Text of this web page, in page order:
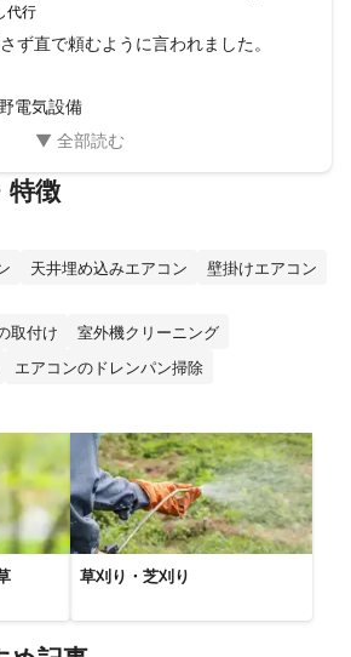
代行
ず直で頼むように言われました。
電気設備
特徴
天井埋め込みエアコン 壁掛けエアコン
取付け
室外機クリーニング
エアコンのドレンパン掃除
草刈り・芝刈り